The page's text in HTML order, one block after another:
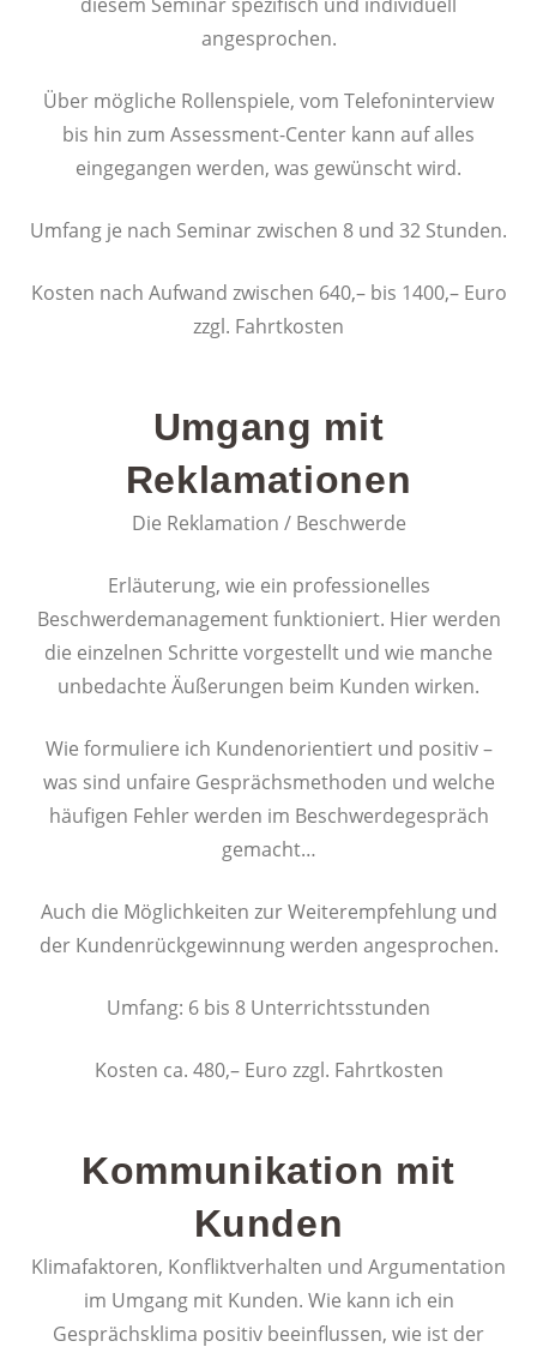
angesprochen.
Über mögliche Rollenspiele, vom Telefoninterview
bis hin zum Assessment-Center kann auf alles
eingegangen werden, was gewünscht wird.
Umfang je nach Seminar zwischen 8 und 32 Stunden.
Kosten nach Aufwand zwischen 640,– bis 1400,– Euro
zzgl. Fahrtkosten
Umgang mit
Reklamationen
Die Reklamation / Beschwerde
Erläuterung, wie ein professionelles
Beschwerdemanagement funktioniert. Hier werden
die einzelnen Schritte vorgestellt und wie manche
unbedachte Äußerungen beim Kunden wirken.
Wie formuliere ich Kundenorientiert und positiv –
was sind unfaire Gesprächsmethoden und welche
häufigen Fehler werden im Beschwerdegespräch
gemacht…
Auch die Möglichkeiten zur Weiterempfehlung und
der Kundenrückgewinnung werden angesprochen.
Umfang: 6 bis 8 Unterrichtsstunden
Kosten ca. 480,– Euro zzgl. Fahrtkosten
Kommunikation mit
Kunden
Klimafaktoren, Konfliktverhalten und Argumentation
im Umgang mit Kunden. Wie kann ich ein
Gesprächsklima positiv beeinflussen, wie ist der